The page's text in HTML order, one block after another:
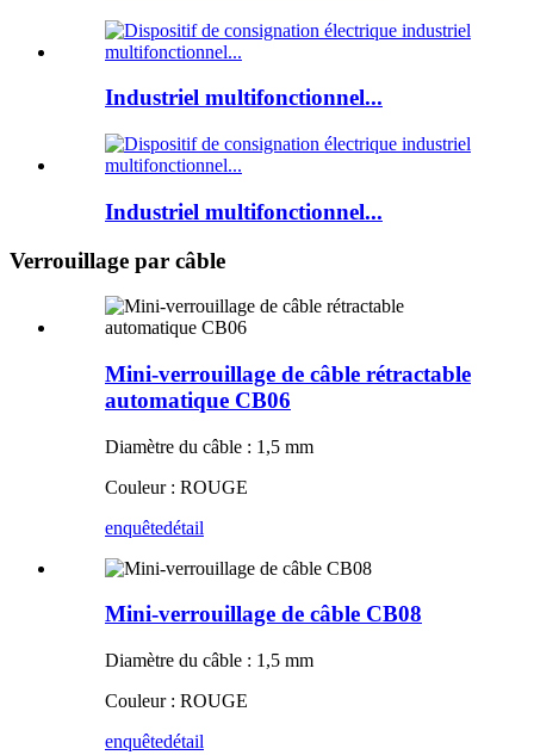
Industriel multifonctionnel...
Industriel multifonctionnel...
Verrouillage par câble
Mini-verrouillage de câble rétractable
automatique CB06
Diamètre du câble : 1,5 mm
Couleur : ROUGE
enquêtedétail
Mini-verrouillage de câble CB08
Diamètre du câble : 1,5 mm
Couleur : ROUGE
enquêtedétail